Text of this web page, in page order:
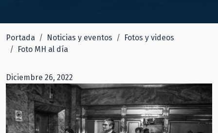
Portada Noticias y eventos
Fotos y videos
Foto MH al día
Diciembre 26, 2022